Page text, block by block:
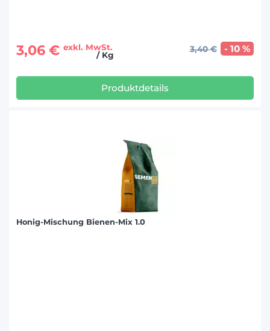
3,06 € exkl. MwSt.
/ Kg
3,40 € - 10 %
Produktdetails
Honig-Mischung Bienen-Mix 1.0